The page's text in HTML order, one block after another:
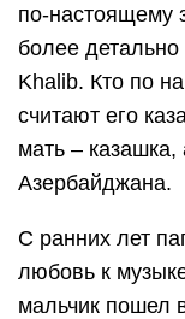
по-настоящему
более
Khalib. Кто по
считают его
мать –
Азербайджана.
С ранних лет
любовь к
мальчик пошел